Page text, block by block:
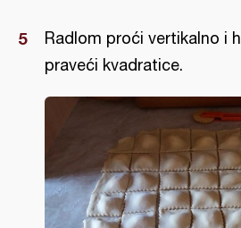
Radlom proći vertikalno i
praveći kvadratice.